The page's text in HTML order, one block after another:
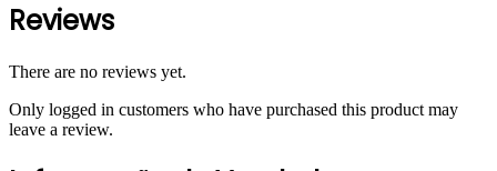
Reviews
There are no reviews yet.
Only logged in customers who have purchased this product may
leave a review.